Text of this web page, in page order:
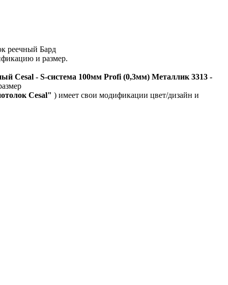
реечный Бард
и размер.
Cesal - S-система 100мм Profi (0,3мм) Металлик 3313 -
Cesal" ) имеет свои модификации цвет/дизайн и